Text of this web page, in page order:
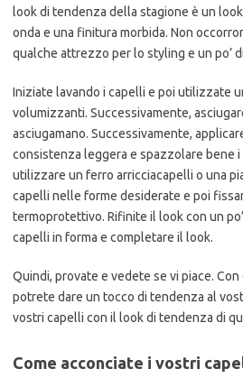
look di tendenza della stagione è un
onda e una finitura morbida. Non
qualche attrezzo per lo styling e un po’
Iniziate lavando i capelli e poi utilizzate
volumizzanti. Successivamente,
asciugamano. Successivamente,
consistenza leggera e spazzolare bene i
utilizzare un ferro arricciacapelli o una
capelli nelle forme desiderate e poi
termoprotettivo. Rifinite il look con un
capelli in forma e completare il look.
Quindi, provate e vedete se vi piace.
potrete dare un tocco di tendenza al
vostri capelli con il look di tendenza di
Come acconciate i vostri